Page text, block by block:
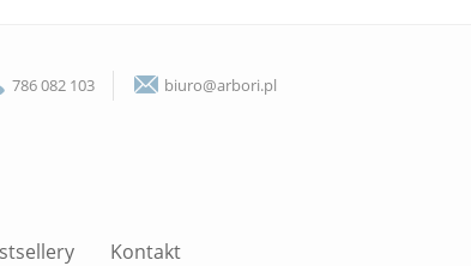
786 082 103 biuro@arbori.pl
Kontakt